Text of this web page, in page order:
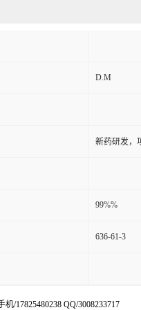
D.M
新药研发，
99%%
636-61-3
/17825480238 QQ/3008233717